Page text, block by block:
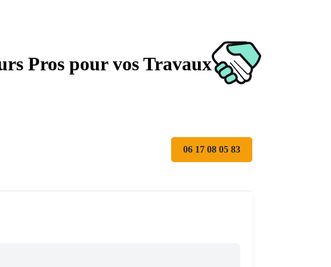
Pros pour vos Travaux
06 17 08 05 83